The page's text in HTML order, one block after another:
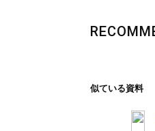
似ている資料